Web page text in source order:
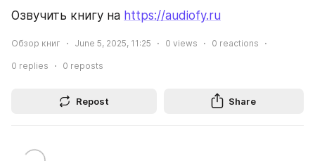
Озвучить книгу на https://audiofy.ru
Обзор книг June 5, 2025, 11:25 0 views 0 reactions
0 replies 0 reposts
Repost Share